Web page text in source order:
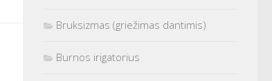
Bruksizmas (griežimas dantimis)
Burnos irigatorius